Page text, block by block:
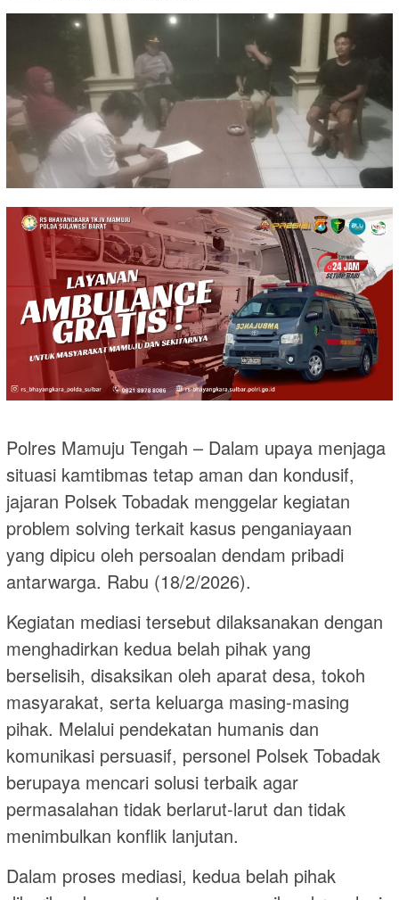
Polres Mamuju Tengah – Dalam upaya menjaga
situasi kamtibmas tetap aman dan kondusif,
jajaran Polsek Tobadak menggelar kegiatan
problem solving terkait kasus penganiayaan
yang dipicu oleh persoalan dendam pribadi
antarwarga. Rabu (18/2/2026).
Kegiatan mediasi tersebut dilaksanakan dengan
menghadirkan kedua belah pihak yang
berselisih, disaksikan oleh aparat desa, tokoh
masyarakat, serta keluarga masing-masing
pihak. Melalui pendekatan humanis dan
komunikasi persuasif, personel Polsek Tobadak
berupaya mencari solusi terbaik agar
permasalahan tidak berlarut-larut dan tidak
menimbulkan konflik lanjutan.
Dalam proses mediasi, kedua belah pihak